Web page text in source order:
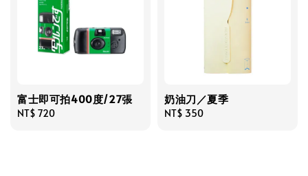
富士即可拍400度/27張
Regular
NT$ 720
奶油刀／夏季
Regular
NT$ 350